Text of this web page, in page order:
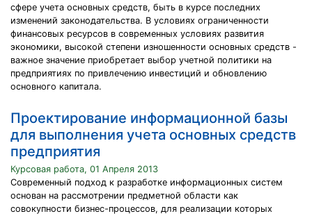
сфере учета основных средств, быть в курсе последних
изменений законодательства. В условиях ограниченности
финансовых ресурсов в современных условиях развития
экономики, высокой степени изношенности основных средств -
важное значение приобретает выбор учетной политики на
предприятиях по привлечению инвестиций и обновлению
основного капитала.
Проектирование информационной базы
для выполнения учета основных средств
предприятия
Курсовая работа, 01 Апреля 2013
Современный подход к разработке информационных систем
основан на рассмотрении предметной области как
совокупности бизнес-процессов, для реализации которых